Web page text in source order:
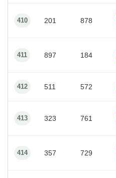
410 201 878
411 897 184
412 511 572
413 323 761
414 357 729